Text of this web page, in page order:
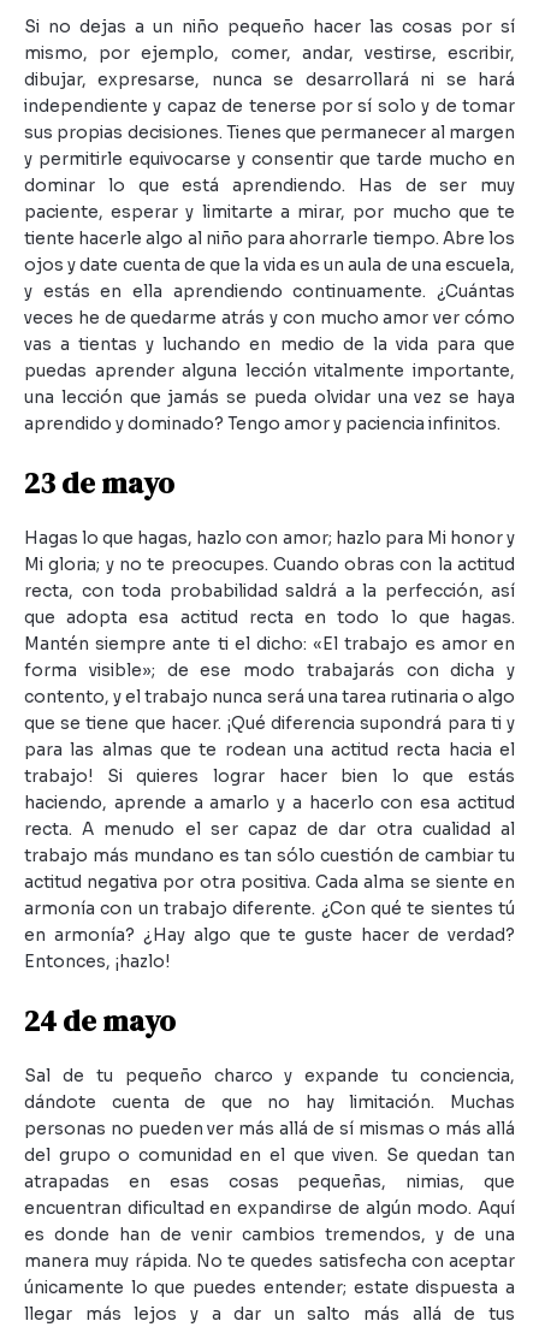
Si no dejas a un niño pequeño hacer las cosas por sí
mismo, por ejemplo, comer, andar, vestirse, escribir,
dibujar, expresarse, nunca se desarrollará ni se hará
independiente y capaz de tenerse por sí solo y de tomar
sus propias decisiones. Tienes que permanecer al margen
y permitirle equivocarse y consentir que tarde mucho en
dominar lo que está aprendiendo. Has de ser muy
paciente, esperar y limitarte a mirar, por mucho que te
tiente hacerle algo al niño para ahorrarle tiempo. Abre los
ojos y date cuenta de que la vida es un aula de una escuela,
y estás en ella aprendiendo continuamente. ¿Cuántas
veces he de quedarme atrás y con mucho amor ver cómo
vas a tientas y luchando en medio de la vida para que
puedas aprender alguna lección vitalmente importante,
una lección que jamás se pueda olvidar una vez se haya
aprendido y dominado? Tengo amor y paciencia infinitos.
23 de mayo
Hagas lo que hagas, hazlo con amor; hazlo para Mi honor y
Mi gloria; y no te preocupes. Cuando obras con la actitud
recta, con toda probabilidad saldrá a la perfección, así
que adopta esa actitud recta en todo lo que hagas.
Mantén siempre ante ti el dicho: «El trabajo es amor en
forma visible»; de ese modo trabajarás con dicha y
contento, y el trabajo nunca será una tarea rutinaria o algo
que se tiene que hacer. ¡Qué diferencia supondrá para ti y
para las almas que te rodean una actitud recta hacia el
trabajo! Si quieres lograr hacer bien lo que estás
haciendo, aprende a amarlo y a hacerlo con esa actitud
recta. A menudo el ser capaz de dar otra cualidad al
trabajo más mundano es tan sólo cuestión de cambiar tu
actitud negativa por otra positiva. Cada alma se siente en
armonía con un trabajo diferente. ¿Con qué te sientes tú
en armonía? ¿Hay algo que te guste hacer de verdad?
Entonces, ¡hazlo!
24 de mayo
Sal de tu pequeño charco y expande tu conciencia,
dándote cuenta de que no hay limitación. Muchas
personas no pueden ver más allá de sí mismas o más allá
del grupo o comunidad en el que viven. Se quedan tan
atrapadas en esas cosas pequeñas, nimias, que
encuentran dificultad en expandirse de algún modo. Aquí
es donde han de venir cambios tremendos, y de una
manera muy rápida. No te quedes satisfecha con aceptar
únicamente lo que puedes entender; estate dispuesta a
llegar más lejos y a dar un salto más allá de tus